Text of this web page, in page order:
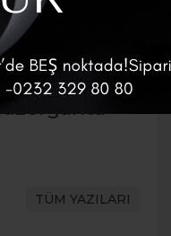
Ata Caddesi
TÜM YAZILARI